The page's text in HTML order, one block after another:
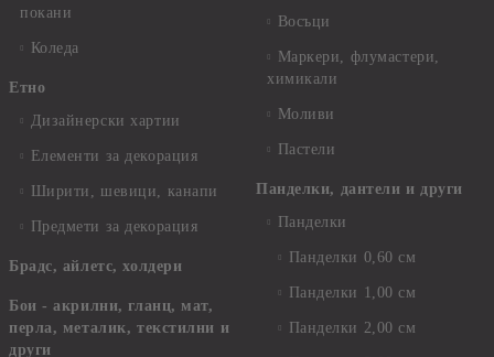
покани
Коледа
Етно
Дизайнерски хартии
Елементи за декорация
Ширити, шевици, канапи
Предмети за декорация
Брадс, айлетс, холдери
Бои - акрилни, гланц, мат,
перла, металик, текстилни и
други
Восъци
Маркери, флумастери,
химикали
Моливи
Пастели
Панделки, дантели и други
Панделки
Панделки 0,60 см
Панделки 1,00 см
Панделки 2,00 см